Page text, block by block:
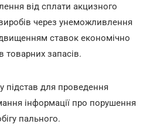
від сплати акцизного
через унеможливлення
ставок економічно
товарних запасів.
підстав для проведення
інформації про порушення
пального.